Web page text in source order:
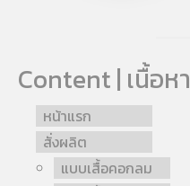
Content | เนื้อหา
หน้าแรก
สั่งผลิต
แบบเสื้อคอกลม